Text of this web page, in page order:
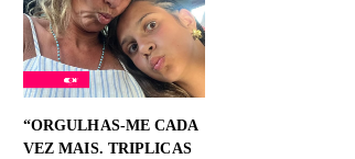
“ORGULHAS-ME CADA
VEZ MAIS. TRIPLICAS